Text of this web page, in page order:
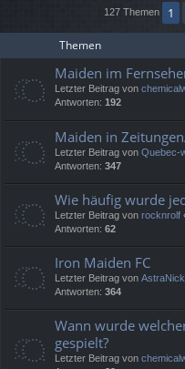
127 Themen 1
Themen
Maiden im
Letzter Beitrag von
Antworten: 192
Maiden in
Letzter Beitrag von Quebec-
Antworten: 347
Wie häufig wurde
Letzter Beitrag von rocknrolf
Antworten: 62
Iron Maiden FC
Letzter Beitrag von AstraNick
Antworten: 364
Wann wurde
gespielt?
Letzter Beitrag von